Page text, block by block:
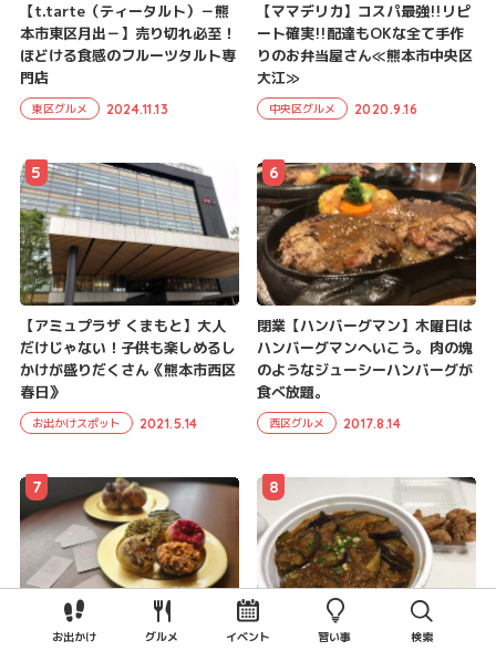
【t.tarte（ティータルト）－熊
本市東区月出－】売り切れ必至！
ほどける食感のフルーツタルト専
門店
東区グルメ 2024.11.13
【ママデリカ】コスパ最強!!リピ
ート確実!!配達もOKな全て手作
りのお弁当屋さん≪熊本市中央区
大江≫
中央区グルメ 2020.9.16
【アミュプラザ くまもと】大人
だけじゃない！子供も楽しめるし
かけが盛りだくさん《熊本市西区
春日》
お出かけスポット 2021.5.14
5
閉業【ハンバーグマン】木曜日は
ハンバーグマンへいこう。肉の塊
のようなジューシーハンバーグが
食べ放題。
西区グルメ 2017.8.14
6
【Buddica DONUTS (バディカ
7
【ママデリカ】大江のコスパ抜群
8
お出かけ グルメ イベント 習い事 検索